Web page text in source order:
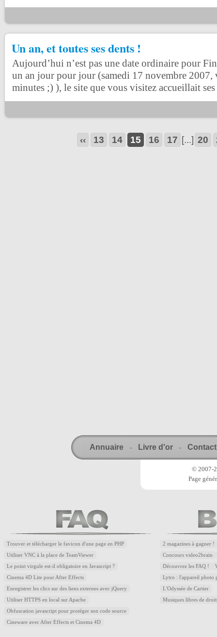
Un an, et toutes ses dents !
Aujourd’hui n’est pas une date ordinaire pour
un an jour pour jour (samedi 17 novembre 2007,
minutes ;) ), le site que vous visitez accueillait
‹‹ 13 14 15 16 17 [...] 20
Annuaire - Livre d'or - Contact
© 2007-
Page
Trouver et télécharger le favicon d'une page en PHP
Utiliser VNC à la place de TeamViewer
Le point virgule est-il obligatoire en Javascript ?
Cinema 4D Lite pour After Effects
Enregistrer les clics sur des liens externes avec jQuery
Utiliser HTTPS en local sur Apache
Obfuscation javascript pour protéger son code source
Cineware avec After Effects et Cinema 4D
2 magazines à gagner !
Concours video2brain
Découvrez les FAQ !
Lytro : l'appareil photo
L'Odyssée de Cartier
Musiques libres de